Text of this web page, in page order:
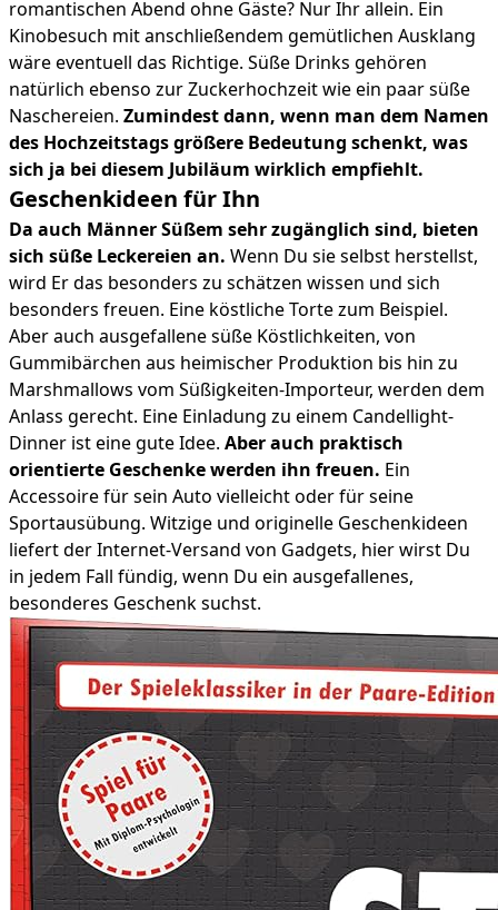
romantischen Abend ohne Gäste? Nur Ihr allein. Ein
Kinobesuch mit anschließendem gemütlichen Ausklang
wäre eventuell das Richtige. Süße Drinks gehören
natürlich ebenso zur Zuckerhochzeit wie ein paar süße
Naschereien. Zumindest dann, wenn man dem Namen
des Hochzeitstags größere Bedeutung schenkt, was
sich ja bei diesem Jubiläum wirklich empfiehlt.
Geschenkideen für Ihn
Da auch Männer Süßem sehr zugänglich sind, bieten
sich süße Leckereien an. Wenn Du sie selbst herstellst,
wird Er das besonders zu schätzen wissen und sich
besonders freuen. Eine köstliche Torte zum Beispiel.
Aber auch ausgefallene süße Köstlichkeiten, von
Gummibärchen aus heimischer Produktion bis hin zu
Marshmallows vom Süßigkeiten-Importeur, werden dem
Anlass gerecht. Eine Einladung zu einem Candellight-
Dinner ist eine gute Idee. Aber auch praktisch
orientierte Geschenke werden ihn freuen. Ein
Accessoire für sein Auto vielleicht oder für seine
Sportausübung. Witzige und originelle Geschenkideen
liefert der Internet-Versand von Gadgets, hier wirst Du
in jedem Fall fündig, wenn Du ein ausgefallenes,
besonderes Geschenk suchst.